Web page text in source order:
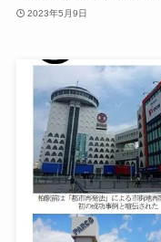
2023年5月9日